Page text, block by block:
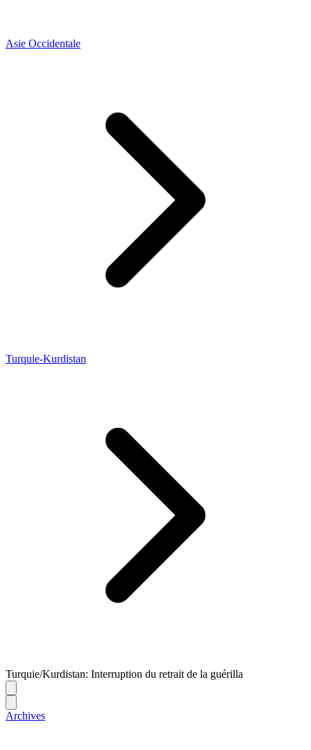
Asie Occidentale
Turquie-Kurdistan
Turquie/Kurdistan: Interruption du retrait de la guérilla
Archives